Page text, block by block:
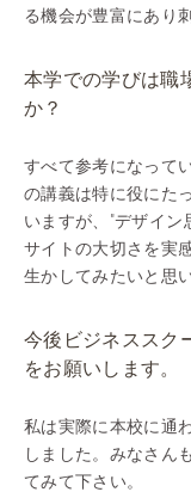
る機会が豊富にあり
本学での学びは職
か？
すべて参考になって
の講義は特に役にた
いますが、"デザイン
サイトの大切さを実
生かしてみたいと思
今後ビジネススク
をお願いします。
私は実際に本校に通
しました。みなさん
てみて下さい。